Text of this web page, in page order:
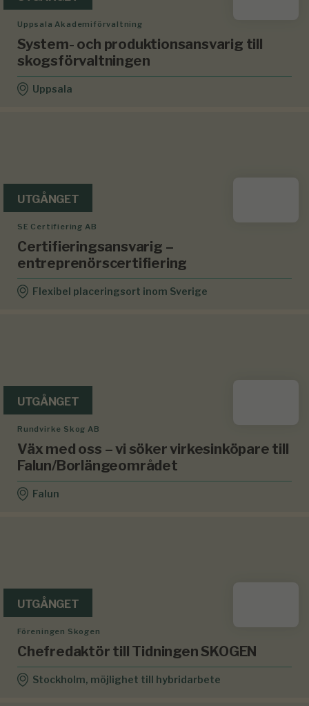
Uppsala Akademiförvaltning
System- och produktionsansvarig till
skogsförvaltningen
Uppsala
UTGÅNGET
SE Certifiering AB
Certifieringsansvarig –
entreprenörscertifiering
Flexibel placeringsort inom Sverige
UTGÅNGET
Rundvirke Skog AB
Väx med oss – vi söker virkesinköpare till
Falun/Borlängeområdet
Falun
UTGÅNGET
Föreningen Skogen
Chefredaktör till Tidningen SKOGEN
Stockholm, möjlighet till hybridarbete